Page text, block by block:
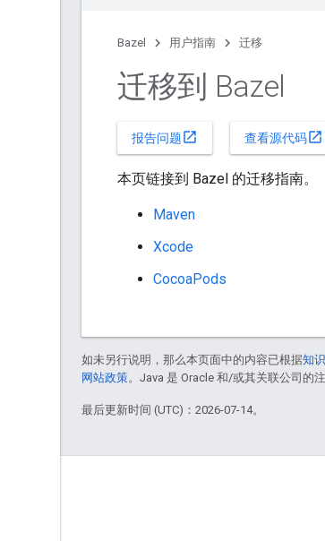
Bazel 用户指南 迁移
迁移到 Bazel
报告问题open_in_new 查看源代码open_in_new
本页链接到 Bazel 的迁移指南。
Maven
Xcode
CocoaPods
如未另行说明，那么本页面中的内容已根据知
网站政策。Java 是 Oracle 和/或其关联公司的注
最后更新时间 (UTC)：2026-07-14。